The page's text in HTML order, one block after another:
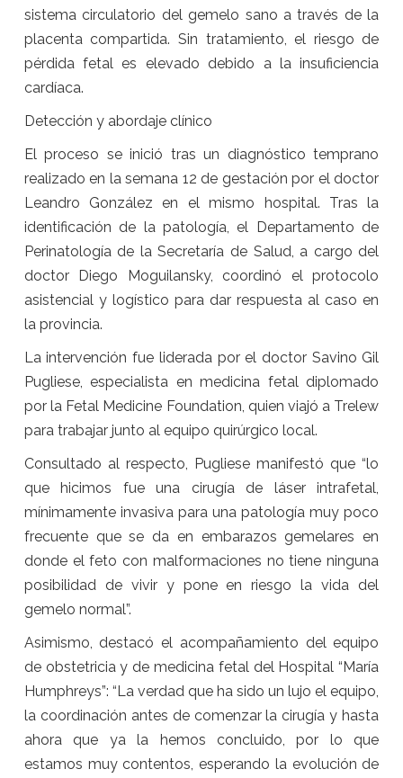
sistema circulatorio del gemelo sano a través de la
placenta compartida. Sin tratamiento, el riesgo de
pérdida fetal es elevado debido a la insuficiencia
cardíaca.
Detección y abordaje clínico
El proceso se inició tras un diagnóstico temprano
realizado en la semana 12 de gestación por el doctor
Leandro González en el mismo hospital. Tras la
identificación de la patología, el Departamento de
Perinatología de la Secretaría de Salud, a cargo del
doctor Diego Moguilansky, coordinó el protocolo
asistencial y logístico para dar respuesta al caso en
la provincia.
La intervención fue liderada por el doctor Savino Gil
Pugliese, especialista en medicina fetal diplomado
por la Fetal Medicine Foundation, quien viajó a Trelew
para trabajar junto al equipo quirúrgico local.
Consultado al respecto, Pugliese manifestó que “lo
que hicimos fue una cirugía de láser intrafetal,
mínimamente invasiva para una patología muy poco
frecuente que se da en embarazos gemelares en
donde el feto con malformaciones no tiene ninguna
posibilidad de vivir y pone en riesgo la vida del
gemelo normal”.
Asimismo, destacó el acompañamiento del equipo
de obstetricia y de medicina fetal del Hospital “María
Humphreys”: “La verdad que ha sido un lujo el equipo,
la coordinación antes de comenzar la cirugía y hasta
ahora que ya la hemos concluido, por lo que
estamos muy contentos, esperando la evolución de